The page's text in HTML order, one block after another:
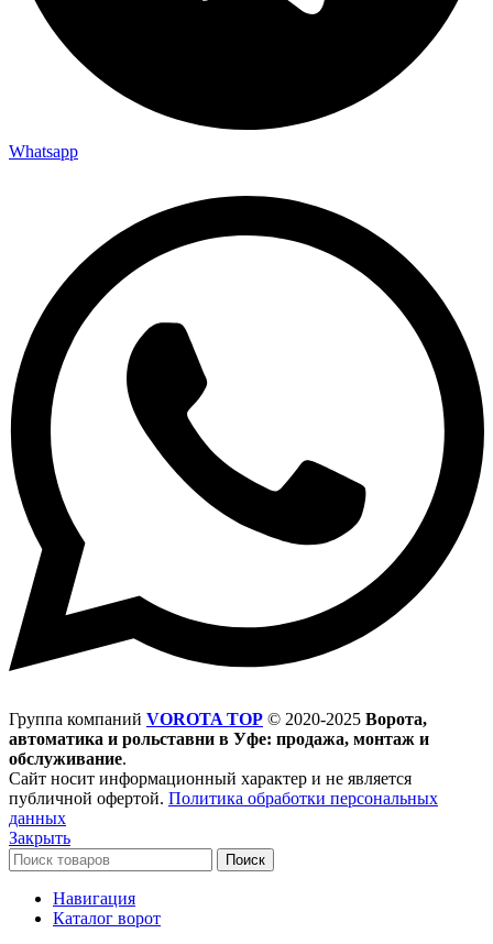
Whatsapp
Группа компаний VOROTA TOP © 2020-2025 Ворота,
автоматика и рольставни в Уфе: продажа, монтаж и
обслуживание.
Сайт носит информационный характер и не является
публичной офертой. Политика обработки персональных
данных
Закрыть
Поиск
Навигация
Каталог ворот